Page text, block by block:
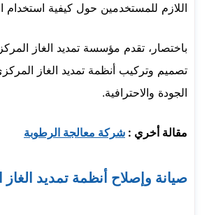
اللازم للمستخدمين حول كيفية استخدام
باختصار، تقدم مؤسسة تمديد الغاز
تصميم وتركيب أنظمة تمديد الغاز
الجودة والاحترافية.
مقالة أخري : شركة معالجة الرطوبة
صيانة وإصلاح أنظمة تمديد